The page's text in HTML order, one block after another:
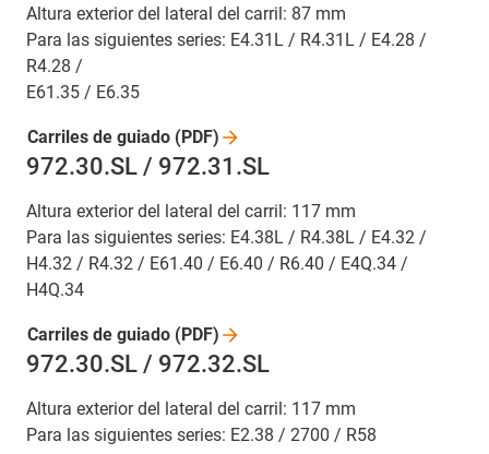
Altura exterior del lateral del carril: 87 mm
Para las siguientes series: E4.31L / R4.31L / E4.28 /
R4.28 /
E61.35 / E6.35
Carriles de guiado (PDF)
972.30.SL / 972.31.SL
Altura exterior del lateral del carril: 117 mm
Para las siguientes series: E4.38L / R4.38L / E4.32 /
H4.32 / R4.32 / E61.40 / E6.40 / R6.40 / E4Q.34 /
H4Q.34
Carriles de guiado (PDF)
972.30.SL / 972.32.SL
Altura exterior del lateral del carril: 117 mm
Para las siguientes series: E2.38 / 2700 / R58